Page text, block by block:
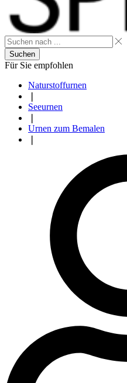
Suchen
Für Sie empfohlen
Naturstoffurnen
Seeurnen
Urnen zum Bemalen